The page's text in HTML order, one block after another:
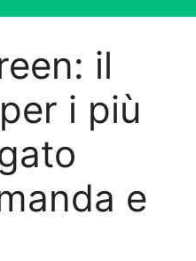
il
i più
e